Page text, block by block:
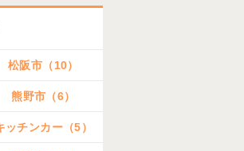
松阪市（10）
熊野市（6）
ッチンカー（5）